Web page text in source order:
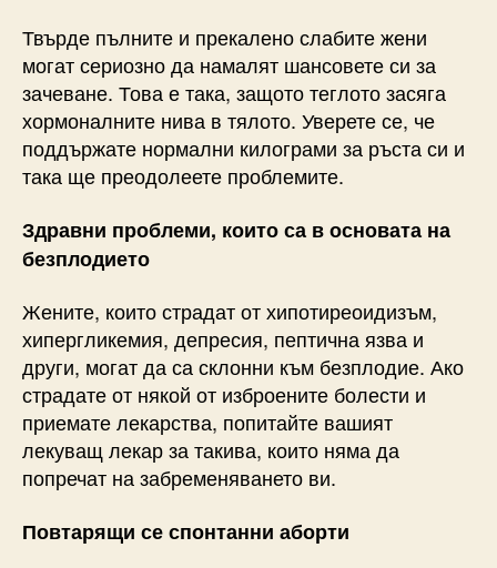
Твърде пълните и прекалено слабите жени
могат сериозно да намалят шансовете си за
зачеване. Това е така, защото теглото засяга
хормоналните нива в тялото. Уверете се, че
поддържате нормални килограми за ръста си и
така ще преодолеете проблемите.
Здравни проблеми, които са в основата на
безплодието
Жените, които страдат от хипотиреоидизъм,
хипергликемия, депресия, пептична язва и
други, могат да са склонни към безплодие. Ако
страдате от някой от изброените болести и
приемате лекарства, попитайте вашият
лекуващ лекар за такива, които няма да
попречат на забременяването ви.
Повтарящи се спонтанни аборти